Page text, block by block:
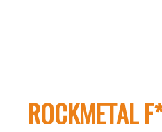
ROCKMETAL